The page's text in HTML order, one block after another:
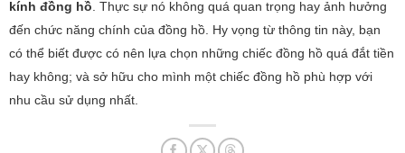
kính đồng hồ . Thực sự nó không quá quan trọng hay ảnh hưởng
đến chức năng chính của đồng hồ. Hy vọng từ thông tin này, bạn
có thể biết được có nên lựa chọn những chiếc đồng hồ quá đắt tiền
hay không; và sở hữu cho mình một chiếc đồng hồ phù hợp với
nhu cầu sử dụng nhất.